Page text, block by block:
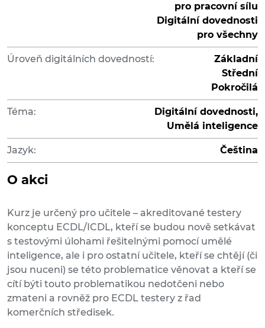
pro pracovní sílu
Digitální dovednosti
pro všechny
Úroveň digitálních dovedností:
Základní
Střední
Pokročilá
Téma:
Digitální dovednosti,
Umělá inteligence
Jazyk: Čeština
O akci
Kurz je určený pro učitele – akreditované testery
konceptu ECDL/ICDL, kteří se budou nově setkávat
s testovými úlohami řešitelnými pomocí umělé
inteligence, ale i pro ostatní učitele, kteří se chtějí (či
jsou nuceni) se této problematice věnovat a kteří se
cítí býti touto problematikou nedotčeni nebo
zmateni a rovněž pro ECDL testery z řad
komerčních středisek.